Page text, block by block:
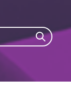
Search